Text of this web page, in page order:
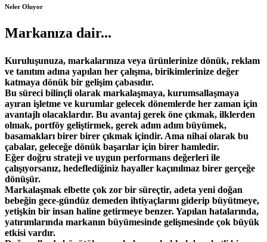
Neler Oluyor
Markanıza dair...
Kuruluşunuza, markalarınıza veya ürünlerinize dönük, reklam
ve tanıtım adına yapılan her çalışma, birikimlerinize değer
katmaya dönük bir gelişim çabasıdır.
Bu süreci bilinçli olarak markalaşmaya, kurumsallaşmaya
ayıran işletme ve kurumlar gelecek dönemlerde her zaman için
avantajlı olacaklardır. Bu avantaj gerek öne çıkmak, ilklerden
olmak, portföy geliştirmek, gerek adım adım büyümek,
basamakları birer birer çıkmak içindir. Ama nihai olarak bu
çabalar, geleceğe dönük başarılar için birer hamledir.
Eğer doğru strateji ve uygun performans değerleri ile
çalışıyorsanız, hedeflediğiniz hayaller kaçınılmaz birer gerçeğe
dönüşür.
Markalaşmak elbette çok zor bir süreçtir, adeta yeni doğan
bebeğin gece-gündüz demeden ihtiyaçlarını giderip büyütmeye,
yetişkin bir insan haline getirmeye benzer. Yapılan hatalarında,
yatırımlarında markanın büyümesinde gelişmesinde çok büyük
etkisi vardır.